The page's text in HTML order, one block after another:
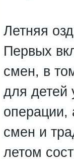
Летняя
Первых
смен, в
для детей
операции,
смен и
летом